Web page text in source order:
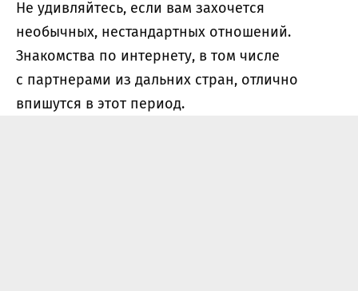
Не удивляйтесь, если вам захочется
необычных, нестандартных отношений.
Знакомства по интернету, в том числе
с партнерами из дальних стран, отлично
впишутся в этот период.